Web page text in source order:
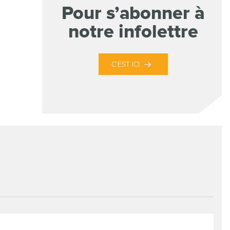
Pour s’abonner à
notre infolettre
C’EST ICI